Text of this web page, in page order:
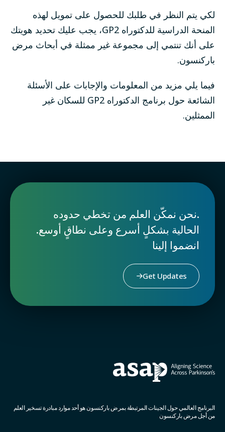
لكي يتم النظر في طلبك للحصول على تمويل لهذه
المنحة الدراسية للدكتوراه GP2، يجب عليك تحديد هويتك
على أنك تنتمي إلى مجموعة غير ممثلة في أبحاث مرض
باركنسون.
فيما يلي مزيد من المعلومات والإجابات على الأسئلة
الشائعة حول برنامج الدكتوراه GP2 للسكان غير
الممثلين.
.نحن نمكّن العلم من تخطي حدوده
الحالية بشكلٍ أسرع وعلى نطاقٍ أوسع.
انضموا إلينا
Get Updates
البرنامج العالمي حول الجينات المرتبطة بمرض باركنسون هو أحد موارد مبادرة تسخير العلم
من أجل مرض باركنسون